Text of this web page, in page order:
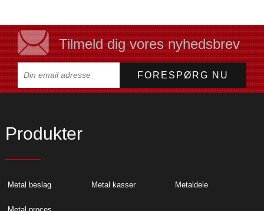
Tilmeld dig vores nyhedsbrev
Produkter
Metal beslag Metal kasser Metaldele